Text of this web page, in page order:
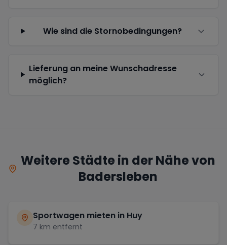
Wie sind die Stornobedingungen?
Lieferung an meine Wunschadresse
möglich?
Weitere Städte in der Nähe von
Badersleben
Sportwagen mieten in Huy
7 km entfernt